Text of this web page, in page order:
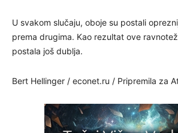
U svakom slučaju, oboje su postali
prema drugima. Kao rezultat ove
postala još dublja.
Bert Hellinger / econet.ru / Pripremila za